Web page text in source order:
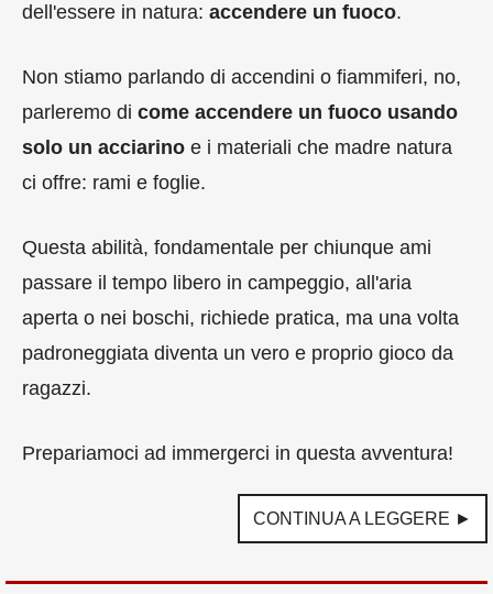
dell'essere in natura: accendere un fuoco.
Non stiamo parlando di accendini o fiammiferi, no,
parleremo di come accendere un fuoco usando
solo un acciarino e i materiali che madre natura
ci offre: rami e foglie.
Questa abilità, fondamentale per chiunque ami
passare il tempo libero in campeggio, all'aria
aperta o nei boschi, richiede pratica, ma una volta
padroneggiata diventa un vero e proprio gioco da
ragazzi.
Prepariamoci ad immergerci in questa avventura!
CONTINUA A LEGGERE ►